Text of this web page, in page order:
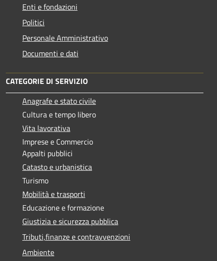
Enti e fondazioni
Politici
Personale Amministrativo
Documenti e dati
CATEGORIE DI SERVIZIO
Anagrafe e stato civile
Cultura e tempo libero
Vita lavorativa
Imprese e Commercio
Appalti pubblici
Catasto e urbanistica
Turismo
Mobilità e trasporti
Educazione e formazione
Giustizia e sicurezza pubblica
Tributi,finanze e contravvenzioni
Ambiente